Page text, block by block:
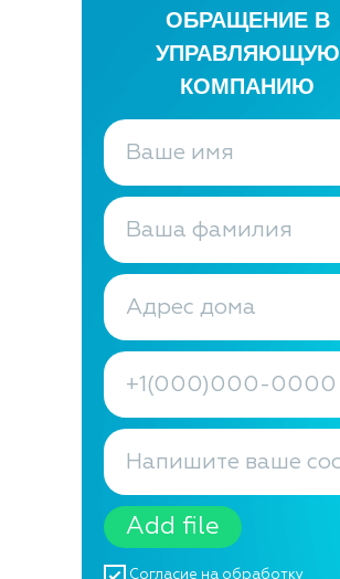
Add file
Согласие на обработку
ОБРАЩЕНИЕ В
УПРАВЛЯЮЩУЮ
КОМПАНИЮ